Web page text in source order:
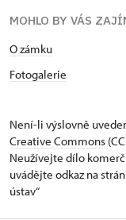
MOHLO BY VÁS
O zámku
Fotogalerie
Není-li výslovně
Creative Commons
Neužívejte dílo
uvádějte odkaz na
ústav“